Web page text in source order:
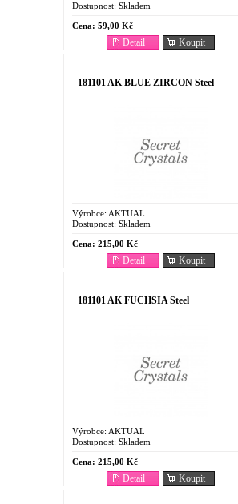
Dostupnost: Skladem
Cena: 59,00 Kč
Koupit
Detail
181101 AK BLUE ZIRCON Steel
Výrobce: AKTUAL
Dostupnost: Skladem
Cena: 215,00 Kč
Koupit
Detail
181101 AK FUCHSIA Steel
Výrobce: AKTUAL
Dostupnost: Skladem
Cena: 215,00 Kč
Koupit
Detail